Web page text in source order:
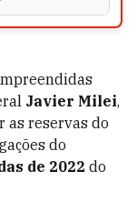
Javier Milei,
as reservas do
do
de 2022 do